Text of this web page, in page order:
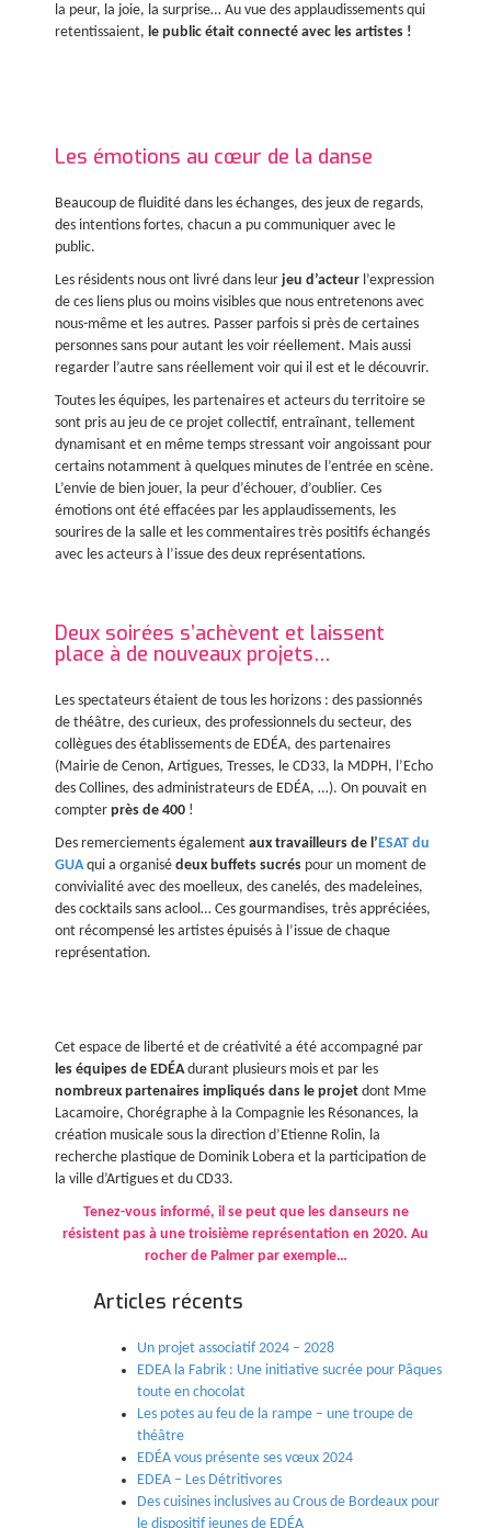
la peur, la joie, la surprise… Au vue des applaudissements qui
retentissaient, le public était connecté avec les artistes !
Les émotions au cœur de la danse
Beaucoup de fluidité dans les échanges, des jeux de regards,
des intentions fortes, chacun a pu communiquer avec le
public.
Les résidents nous ont livré dans leur jeu d’acteur l’expression
de ces liens plus ou moins visibles que nous entretenons avec
nous-même et les autres. Passer parfois si près de certaines
personnes sans pour autant les voir réellement. Mais aussi
regarder l’autre sans réellement voir qui il est et le découvrir.
Toutes les équipes, les partenaires et acteurs du territoire se
sont pris au jeu de ce projet collectif, entraînant, tellement
dynamisant et en même temps stressant voir angoissant pour
certains notamment à quelques minutes de l’entrée en scène.
L’envie de bien jouer, la peur d’échouer, d’oublier. Ces
émotions ont été effacées par les applaudissements, les
sourires de la salle et les commentaires très positifs échangés
avec les acteurs à l’issue des deux représentations.
Deux soirées s’achèvent et laissent
place à de nouveaux projets…
Les spectateurs étaient de tous les horizons : des passionnés
de théâtre, des curieux, des professionnels du secteur, des
collègues des établissements de EDÉA, des partenaires
(Mairie de Cenon, Artigues, Tresses, le CD33, la MDPH, l’Echo
des Collines, des administrateurs de EDÉA, …). On pouvait en
compter près de 400 !
Des remerciements également aux travailleurs de l’ ESAT du
GUAqui a organisé deux buffets sucrés pour un moment de
convivialité avec des moelleux, des canelés, des madeleines,
des cocktails sans aclool… Ces gourmandises, très appréciées,
ont récompensé les artistes épuisés à l’issue de chaque
représentation.
Cet espace de liberté et de créativité a été accompagné par
les équipes de EDÉAdurant plusieurs mois et par les
nombreux partenaires impliqués dans le projet dont Mme
Lacamoire, Chorégraphe à la Compagnie les Résonances, la
création musicale sous la direction d’Etienne Rolin, la
recherche plastique de Dominik Lobera et la participation de
la ville d’Artigues et du CD33.
Tenez-vous informé, il se peut que les danseurs ne
résistent pas à une troisième représentation en 2020. Au
rocher de Palmer par exemple…
Articles récents
Un projet associatif 2024 – 2028
EDEA la Fabrik : Une initiative sucrée pour Pâques
toute en chocolat
Les potes au feu de la rampe – une troupe de
théâtre
EDÉA vous présente ses vœux 2024
EDEA – Les Détritivores
Des cuisines inclusives au Crous de Bordeaux pour
le dispositif jeunes de EDÉA